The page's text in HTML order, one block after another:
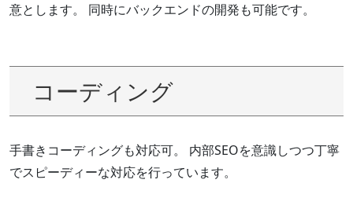
意とします。 同時にバックエンドの開発も可能です。
コーディング
手書きコーディングも対応可。 内部SEOを意識しつつ丁寧
でスピーディーな対応を行っています。